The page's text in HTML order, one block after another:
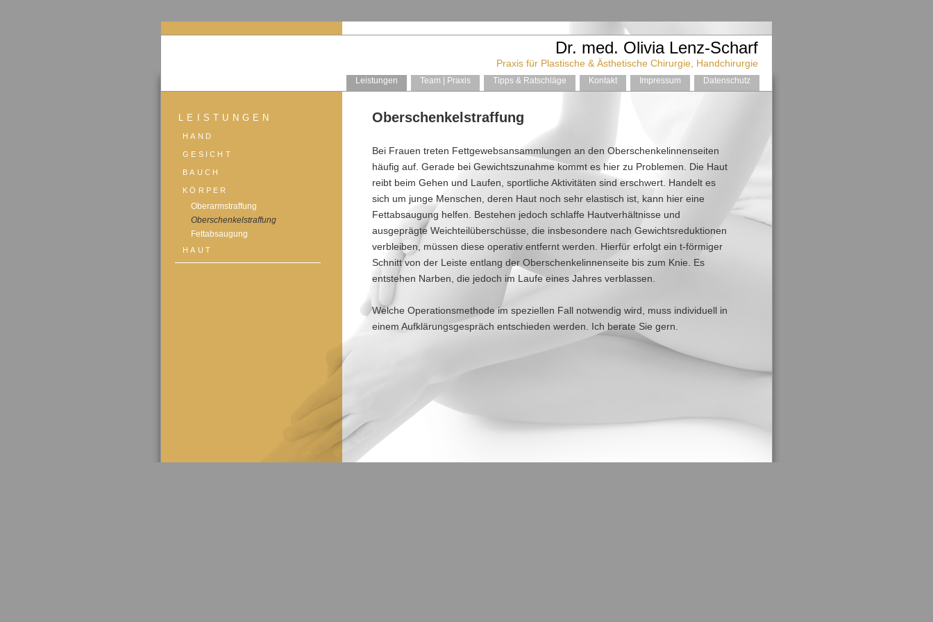
Leistungen Team | Praxis Tipps & Ratschläge Kontakt Impressum Datenschutz
Dr. med. Olivia Lenz-Scharf
Praxis für Plastische & Ästhetische Chirurgie, Handchirurgie
LEISTUNGEN
HAND
GESICHT
BAUCH
KÖRPER
Oberarmstraffung
Oberschenkelstraffung
Fettabsaugung
HAUT
Oberschenkelstraffung
Bei Frauen treten Fettgewebsansammlungen an den Oberschenkelinnenseiten
häufig auf. Gerade bei Gewichtszunahme kommt es hier zu Problemen. Die Haut
reibt beim Gehen und Laufen, sportliche Aktivitäten sind erschwert. Handelt es
sich um junge Menschen, deren Haut noch sehr elastisch ist, kann hier eine
Fettabsaugung helfen. Bestehen jedoch schlaffe Hautverhältnisse und
ausgeprägte Weichteilüberschüsse, die insbesondere nach Gewichtsreduktionen
verbleiben, müssen diese operativ entfernt werden. Hierfür erfolgt ein t-förmiger
Schnitt von der Leiste entlang der Oberschenkelinnenseite bis zum Knie. Es
entstehen Narben, die jedoch im Laufe eines Jahres verblassen.
Welche Operationsmethode im speziellen Fall notwendig wird, muss individuell in
einem Aufklärungsgespräch entschieden werden. Ich berate Sie gern.